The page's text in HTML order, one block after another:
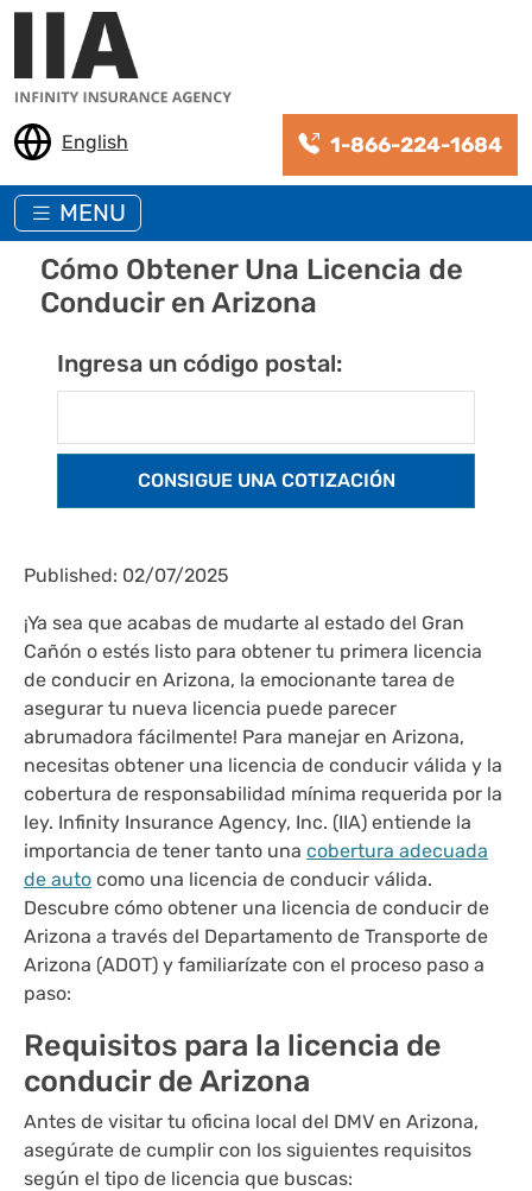
Pasar al contenido principal
English 1-866-224-1684
MENU
Cómo Obtener Una Licencia de
Conducir en Arizona
Ingresa un código postal:
Published: 02/07/2025
¡Ya sea que acabas de mudarte al estado del Gran
Cañón o estés listo para obtener tu primera licencia
de conducir en Arizona, la emocionante tarea de
asegurar tu nueva licencia puede parecer
abrumadora fácilmente! Para manejar en Arizona,
necesitas obtener una licencia de conducir válida y la
cobertura de responsabilidad mínima requerida por la
ley. Infinity Insurance Agency, Inc. (IIA) entiende la
importancia de tener tanto una cobertura adecuada
de auto como una licencia de conducir válida.
Descubre cómo obtener una licencia de conducir de
Arizona a través del Departamento de Transporte de
Arizona (ADOT) y familiarízate con el proceso paso a
paso:
Requisitos para la licencia de
conducir de Arizona
Antes de visitar tu oficina local del DMV en Arizona,
asegúrate de cumplir con los siguientes requisitos
según el tipo de licencia que buscas: